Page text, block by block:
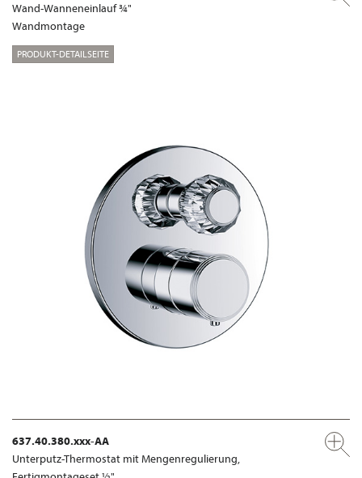
Wand-Wanneneinlauf ¾"
Wandmontage
PRODUKT-DETAILSEITE
637.40.380.xxx-AA
Unterputz-Thermostat mit Mengenregulierung,